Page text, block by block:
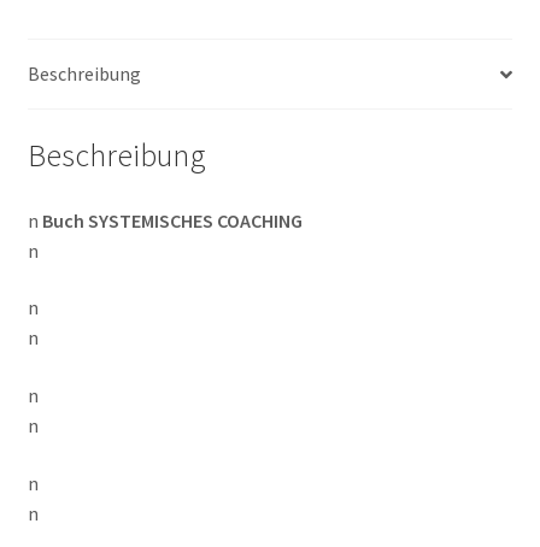
Beschreibung
Beschreibung
n Buch SYSTEMISCHES COACHING
n
n
n
n
n
n
n